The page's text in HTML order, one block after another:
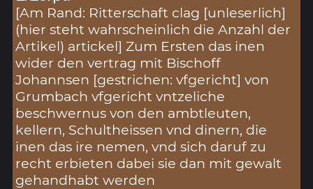
[Am Rand: Ritterschaft clag [unleserlich]
(hier steht wahrscheinlich die Anzahl der
Artikel) artickel] Zum Ersten das inen
wider den vertrag mit Bischoff
Johannsen [gestrichen: vfgericht] von
Grumbach vfgericht vntzeliche
beschwernus von den ambtleuten,
kellern, Schultheissen vnd dinern, die
inen das ire nemen, vnd sich daruf zu
recht erbieten dabei sie dan mit gewalt
gehandhabt werden